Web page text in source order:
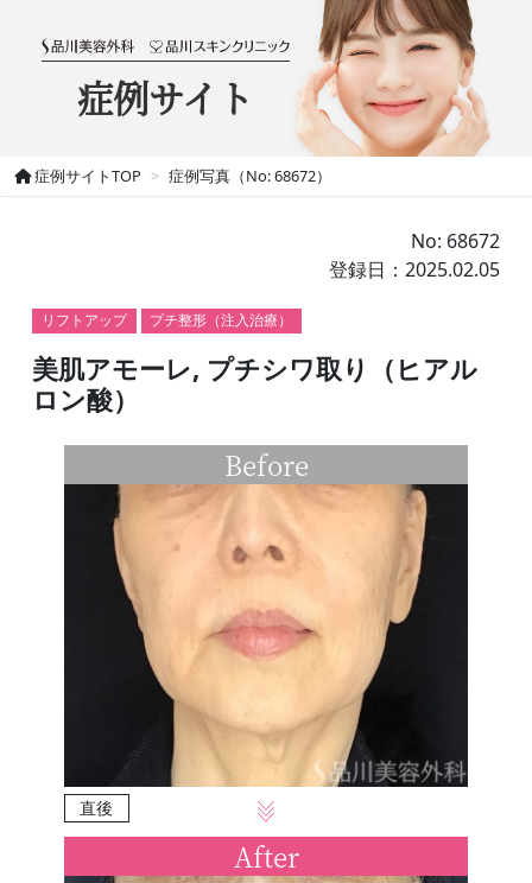
症例サイト
症例サイトTOP 症例写真（No: 68672）
No: 68672
登録日：2025.02.05
リフトアップ プチ整形（注入治療）
美肌アモーレ, プチシワ取り（ヒアル
ロン酸）
Before
直後
After